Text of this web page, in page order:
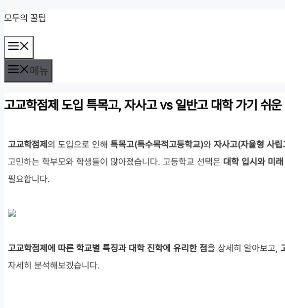
컨
텐
츠
로
너
기
모두의 꿀팁
뉴
메뉴
고교학점제 도입 특목고, 자사고 vs 일반고 대학 가기 쉬
고교학점제 의 도입으로 인해 특목고(특수목적고등학교)와 자사고(자율형 사립
고민하는 학부모와 학생들이 많아졌습니다. 고등학교 선택은 대학 입시와 미
필요합니다.
고교학점제에 따른 학교별 특징과 대학 진학에 유리한 점을 상세히 알아보고,
자세히 분석해보겠습니다.